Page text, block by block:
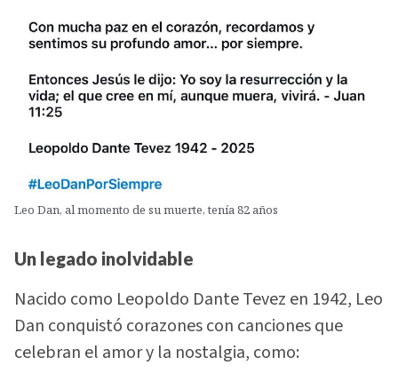
Leo Dan, al momento de su muerte, tenía 82 años
Un legado inolvidable
Nacido como Leopoldo Dante Tevez en 1942, Leo
Dan conquistó corazones con canciones que
celebran el amor y la nostalgia, como: